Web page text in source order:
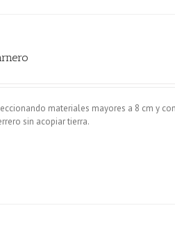
materiales mayores a 8 cm y
sin acopiar tierra.